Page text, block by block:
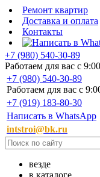
Ремонт квартир
Доставка и оплата
Контакты
+7 (980) 540-30-89
Работаем для вас с
+7 (980) 540-30-89
Работаем для вас с
+7 (919) 183-80-30
Написать в WhatsApp
intstroi@bk.ru
везде
в каталоге